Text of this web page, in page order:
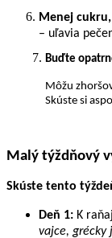
Menej
– uľavia
Buďte
Môžu
Skúste si
Malý týždňový
Skúste tento
Deň 1: K
vajce, grécky